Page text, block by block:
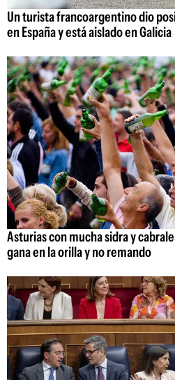
Un turista francoargentino dio
en España y está aislado en Galicia
Asturias con mucha sidra y
gana en la orilla y no remando